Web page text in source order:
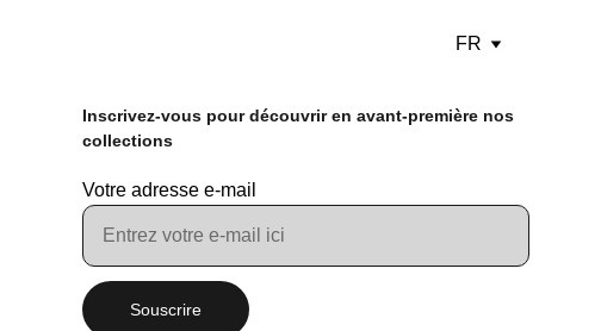
FR
Inscrivez-vous pour découvrir en avant-première nos
collections
Votre adresse e-mail
Souscrire